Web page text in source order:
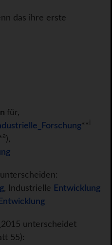
das ihre erste
für,
** i
a),
unterscheiden:
, Industrielle Entwicklung
Entwicklung
unterscheidet
55):